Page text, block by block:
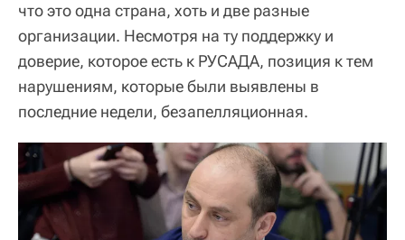
что это одна страна, хоть и две разные
организации. Несмотря на ту поддержку и
доверие, которое есть к РУСАДА, позиция к тем
нарушениям, которые были выявлены в
последние недели, безапелляционная.